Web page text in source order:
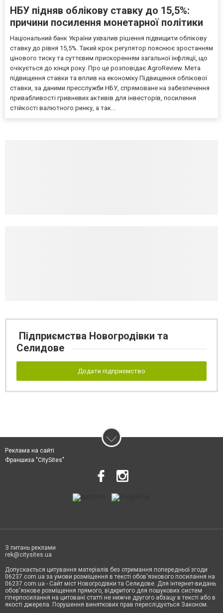
НБУ підняв облікову ставку до 15,5%:
причини посилення монетарної політики
Національний банк України ухвалив рішення підвищити облікову
ставку до рівня 15,5%. Такий крок регулятор пояснює зростанням
цінового тиску та суттєвим прискоренням загальної інфляції, що
очікується до кінця року. Про це розповідає AgroReview. Мета
підвищення ставки та вплив на економіку Підвищення облікової
ставки, за даними пресслужби НБУ, спрямоване на забезпечення
привабливості гривневих активів для інвесторів, посилення
стійкості валютного ринку, а так...
Підприємства Новогродівки та
Селидове
Додати підприємство
Реклама на сайті
Франшиза "CitySites"
З питань реклами
rek@citysites.ua
Допускається цитування матеріалів без отримання попередньої згоди
06237.com.ua за умови розміщення в тексті обов'язкового посилання на
06237.com.ua - Сайт міст Новогродівки та Селидове. Для інтернет-видань
обов'язкове розміщення прямого, відкритого для пошукових систем
гіперпосилання на цитовані статті не нижче другого абзацу в тексті або в
якості джерела. Порушення виняткових прав переслідується Законом.